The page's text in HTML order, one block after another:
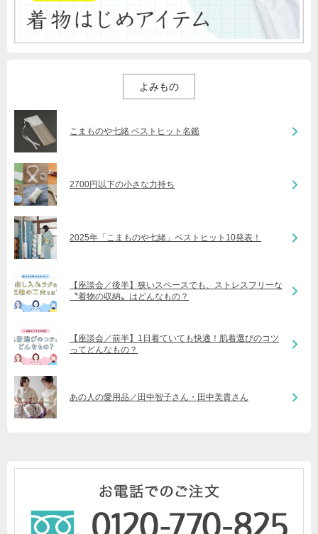
よみもの
こまものや七緒 ベストヒット名鑑
2700円以下の小さな力持ち
2025年「こまものや七緒」ベストヒット10発表！
【座談会／後半】狭いスペースでも、ストレスフリーな
〝着物の収納〟はどんなもの？
【座談会／前半】1日着ていても快適！肌着選びのコツ
ってどんなもの？
あの人の愛用品／田中智子さん・田中美貴さん